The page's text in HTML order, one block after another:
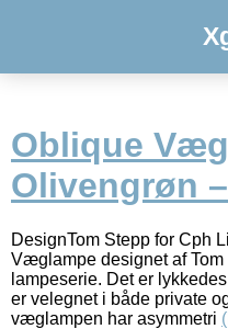
Oblique
Olivengrøn
DesignTom Stepp for Cph
Væglampe designet af
lampeserie. Det er
er velegnet i både private
væglampen har asymmetri